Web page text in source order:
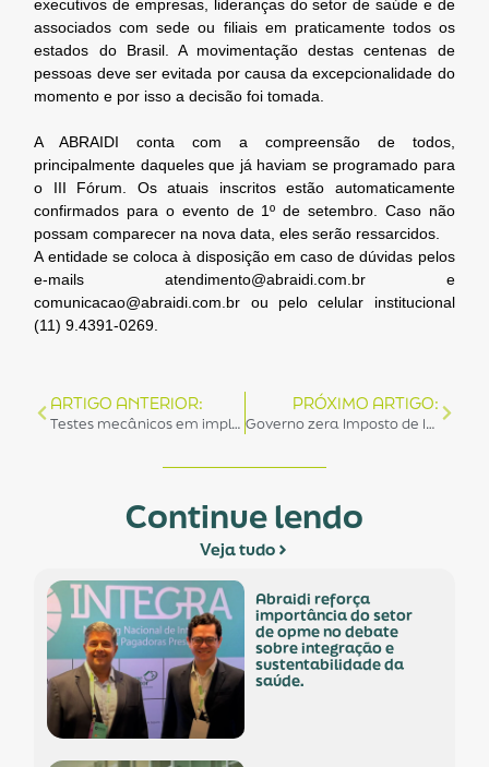
executivos de empresas, lideranças do setor de saúde e de
associados com sede ou filiais em praticamente todos os
estados do Brasil. A movimentação destas centenas de
pessoas deve ser evitada por causa da excepcionalidade do
momento e por isso a decisão foi tomada.
A ABRAIDI conta com a compreensão de todos,
principalmente daqueles que já haviam se programado para
o III Fórum. Os atuais inscritos estão automaticamente
confirmados para o evento de 1º de setembro. Caso não
possam comparecer na nova data, eles serão ressarcidos.
A entidade se coloca à disposição em caso de dúvidas pelos
e-mails atendimento@abraidi.com.br e
comunicacao@abraidi.com.br ou pelo celular institucional
(11) 9.4391-0269.
ARTIGO ANTERIOR:
Testes mecânicos em implantes, segurança do paciente e novas tecnologias foram destaques do II Workshop Internacional de Dispositivos Médicos
PRÓXIMO ARTIGO:
Governo zera Imposto de Importação e anuncia medidas para facilitar a importação de alguns produtos para saúde destinados ao combate da COVID-19
Continue lendo
Veja tudo
abraidi reforça
importância do setor
de opme no debate
sobre integração e
sustentabilidade da
saúde.